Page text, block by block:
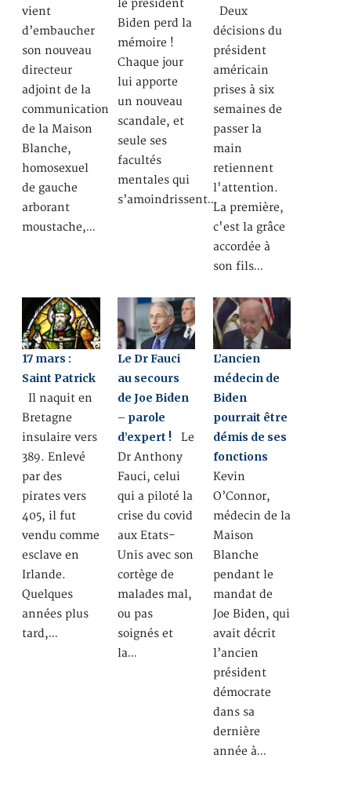
vient
d’embaucher
son nouveau
directeur
adjoint de la
communication
de la Maison
Blanche,
homosexuel
de gauche
arborant
moustache,…
le président
Biden perd la
mémoire !
Chaque jour
lui apporte
un nouveau
scandale, et
seule ses
facultés
mentales qui
s’amoindrissent…
Deux
décisions du
président
américain
prises à six
semaines de
passer la
main
retiennent
l'attention.
La première,
c'est la grâce
accordée à
son fils…
17 mars :
Saint Patrick
Il naquit en
Bretagne
insulaire vers
389. Enlevé
par des
pirates vers
405, il fut
vendu comme
esclave en
Irlande.
Quelques
années plus
tard,…
Le Dr Fauci
au secours
de Joe Biden
– parole
d’expert ! Le
Dr Anthony
Fauci, celui
qui a piloté la
crise du covid
aux Etats-
Unis avec son
cortège de
malades mal,
ou pas
soignés et
la…
L’ancien
médecin de
Biden
pourrait être
démis de ses
fonctions
Kevin
O’Connor,
médecin de la
Maison
Blanche
pendant le
mandat de
Joe Biden, qui
avait décrit
l’ancien
président
démocrate
dans sa
dernière
année à…